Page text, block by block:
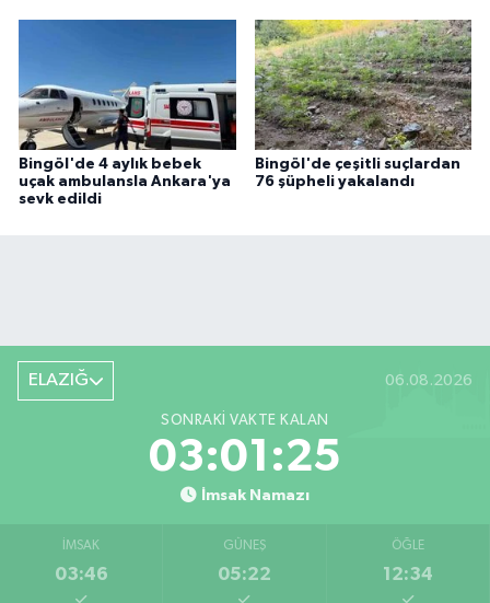
Bingöl'de 4 aylık bebek
uçak ambulansla Ankara'ya
sevk edildi
Bingöl'de çeşitli suçlardan
76 şüpheli yakalandı
ELAZIĞ 06.08.2026
SONRAKI VAKTE KALAN
03:01:24
İmsak Namazı
İMSAK
03:46
GÜNEŞ
05:22
ÖĞLE
12:34